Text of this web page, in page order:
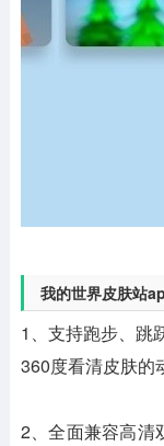
我的世界皮肤站
1、支持跑步、跳
360度看清皮肤的
2、全面兼容高清